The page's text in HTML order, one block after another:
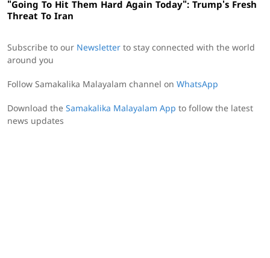
"Going To Hit Them Hard Again Today": Trump's Fresh
Threat To Iran
Subscribe to our Newsletter to stay connected with the world
around you
Follow Samakalika Malayalam channel on WhatsApp
Download the Samakalika Malayalam App to follow the latest
news updates